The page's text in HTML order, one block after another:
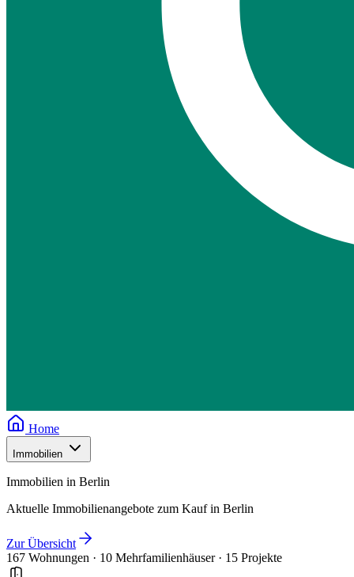
Home
Immobilien
Immobilien in Berlin
Aktuelle Immobilienangebote zum Kauf in Berlin
Zur Übersicht
167 Wohnungen · 10 Mehrfamilienhäuser · 15 Projekte